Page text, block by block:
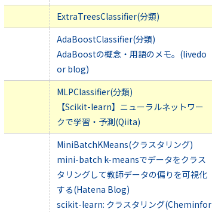
ExtraTreesClassifier(分類)
AdaBoostClassifier(分類)
AdaBoostの概念・用語のメモ。(livedo
or blog)
MLPClassifier(分類)
【Scikit-learn】ニューラルネットワー
クで学習・予測(Qiita)
MiniBatchKMeans(クラスタリング)
mini-batch k-meansでデータをクラス
タリングして教師データの偏りを可視化
する(Hatena Blog)
scikit-learn: クラスタリング(Cheminfor